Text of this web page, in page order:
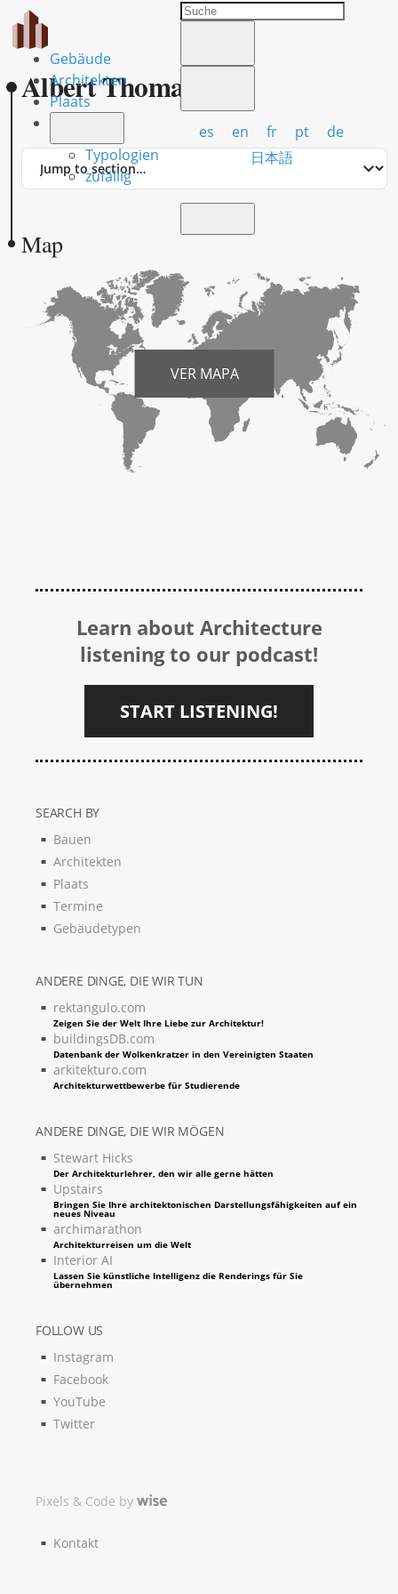
Gebäude
Architekten
Plaats
Typologien
zufällig
es en fr pt
de
日本語
Albert Thomas
Jump
Map
VER MAPA
Learn about Architecture
listening to our podcast!
START LISTENING!
SEARCH BY
Bauen
Architekten
Plaats
Termine
Gebäudetypen
ANDERE DINGE, DIE WIR TUN
rektangulo.com
Zeigen Sie der Welt Ihre Liebe zur Architektur!
buildingsDB.com
Datenbank der Wolkenkratzer in den Vereinigten Staaten
arkitekturo.com
Architekturwettbewerbe für Studierende
ANDERE DINGE, DIE WIR MÖGEN
Stewart Hicks
Der Architekturlehrer, den wir alle gerne hätten
Upstairs
Bringen Sie Ihre architektonischen Darstellungsfähigkeiten auf ein
neues Niveau
archimarathon
Architekturreisen um die Welt
Interior AI
Lassen Sie künstliche Intelligenz die Renderings für Sie
übernehmen
FOLLOW US
Instagram
Facebook
YouTube
Twitter
Pixels & Code by
Kontakt